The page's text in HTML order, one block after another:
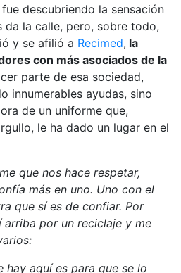
descubriendo la sensación
la calle, pero, sobre todo,
y se afilió a Recimed, la
con más asociados de la
parte de esa sociedad,
innumerables ayudas, sino
de un uniforme que,
le ha dado un lugar en el
que nos hace respetar,
más en uno. Uno con el
que sí es de confiar. Por
por un reciclaje y me
hay aquí es para que se lo